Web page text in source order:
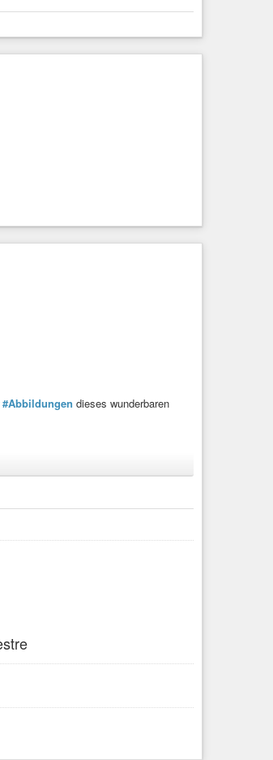
#Abbildungen dieses wunderbaren